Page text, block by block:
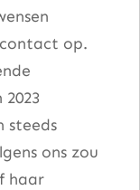
op.
steeds
ons zou
haar